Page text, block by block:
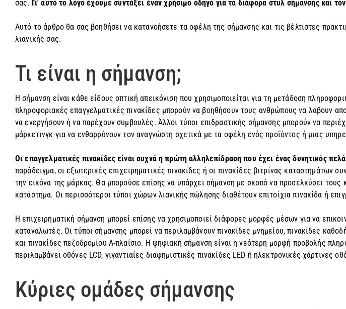
σας. Γι' αυτό το λόγο έχουμε συντάξει έναν χρήσιμο οδηγό για τα διάφορα στυλ σήμανσης και
Αυτό το άρθρο θα σας βοηθήσει να κατανοήσετε τα οφέλη της σήμανσης και τις βέλτιστες
λιανικής σας.
Τι είναι η σήμανση;
Η σήμανση είναι κάθε είδους οπτική απεικόνιση που χρησιμοποιείται για τη μετάδοση
πληροφοριακές επαγγελματικές πινακίδες μπορούν να βοηθήσουν τους ανθρώπους να λάβουν
να ενεργήσουν ή να παρέχουν συμβουλές. Άλλοι τύποι επιδραστικής σήμανσης μπορούν να
μάρκετινγκ για να ενθαρρύνουν τον αναγνώστη σχετικά με τα οφέλη ενός προϊόντος ή μιας
Οι επαγγελματικές πινακίδες είναι συχνά η πρώτη αλληλεπίδραση που έχει ένας δυνητικός
παράδειγμα, οι εξωτερικές επιχειρηματικές πινακίδες ή οι πινακίδες βιτρίνας καταστημάτων
την εικόνα της μάρκας. Θα μπορούσε επίσης να υπάρχει σήμανση με σκοπό να προσελκύσει τους
κατάστημα. Οι περισσότεροι τύποι χώρων λιανικής πώλησης διαθέτουν επιτοίχια πινακίδα ή
Η επιχειρηματική σήμανση μπορεί επίσης να χρησιμοποιεί διάφορες μορφές μέσων για να
καταναλωτές. Οι τύποι σήμανσης μπορεί να περιλαμβάνουν πινακίδες μνημείου, πινακίδες
και πινακίδες πεζοδρομίου Α-πλαίσιο. Η ψηφιακή σήμανση είναι η νεότερη μορφή προβολής
περιλαμβάνει οθόνες LCD, γιγαντιαίες διαφημιστικές πινακίδες LED ή ηλεκτρονικές χάρτινες
Κύριες ομάδες σήμανσης